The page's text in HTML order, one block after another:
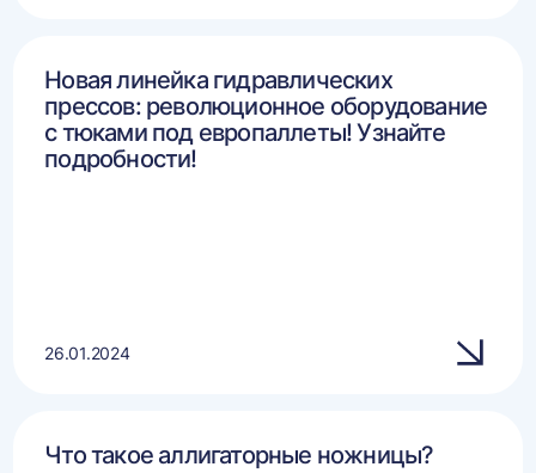
Новая линейка гидравлических
прессов: революционное оборудование
с тюками под европаллеты! Узнайте
подробности!
26.01.2024
Что такое аллигаторные ножницы?